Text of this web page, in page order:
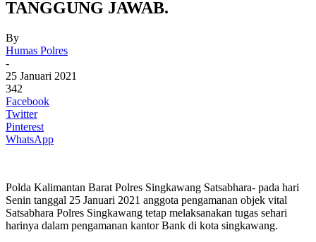
TANGGUNG JAWAB.
By
Humas Polres
-
25 Januari 2021
342
Facebook
Twitter
Pinterest
WhatsApp
Polda Kalimantan Barat Polres Singkawang Satsabhara- pada hari
Senin tanggal 25 Januari 2021 anggota pengamanan objek vital
Satsabhara Polres Singkawang tetap melaksanakan tugas sehari
harinya dalam pengamanan kantor Bank di kota singkawang.